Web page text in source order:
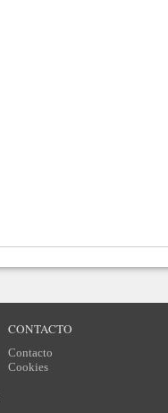
CONTACTO
Contacto
Cookies